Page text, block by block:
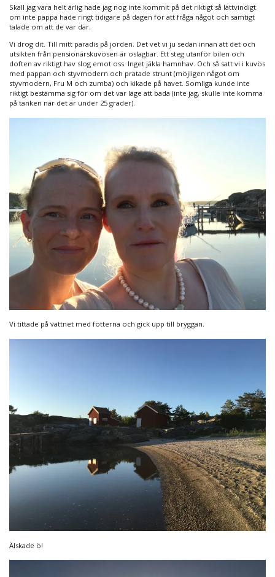
Skall jag vara helt ärlig hade jag nog inte kommit på det riktigt så lättvindigt
om inte pappa hade ringt tidigare på dagen för att fråga något och samtigt
talade om att de var där.
Vi drog dit. Till mitt paradis på jorden. Det vet vi ju sedan innan att det och
utsikten från pensionärskuvösen är oslagbar. Ett steg utanför bilen och
doften av riktigt hav slog emot oss. Inget jäkla hamnhav. Och så satt vi i kuvös
med pappan och styvmodern och pratade strunt (möjligen något om
styvmodern, Fru M och zumba) och kikade på havet. Somliga kunde inte
riktigt bestämma sig för om det var läge att bada (inte jag, skulle inte komma
på tanken när det är under 25 grader).
Vi tittade på vattnet med fötterna och gick upp till bryggan.
Älskade ö!